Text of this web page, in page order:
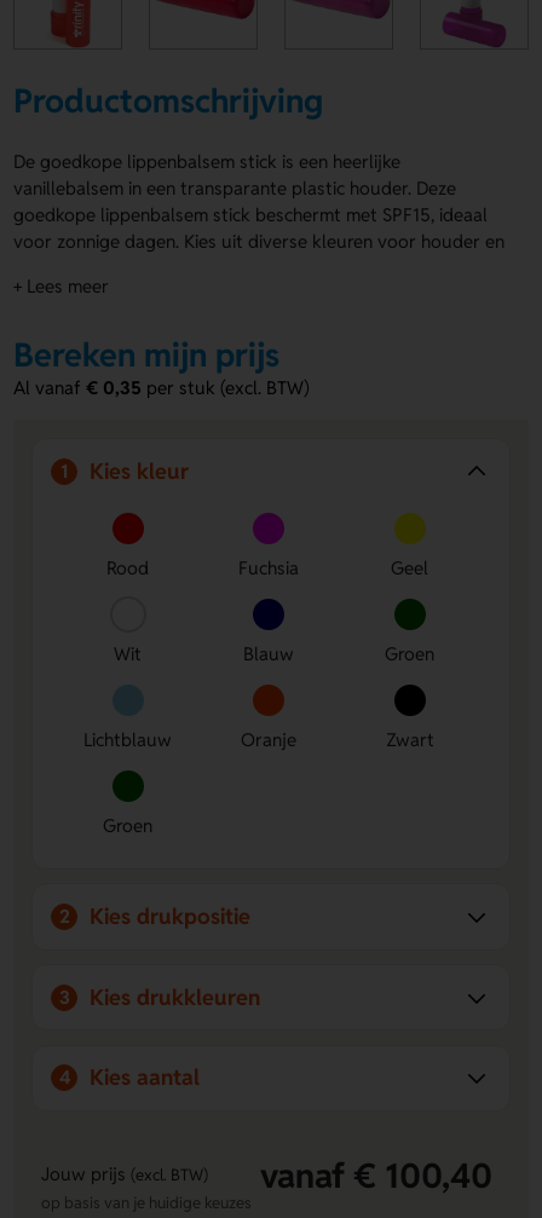
Productomschrijving
De goedkope lippenbalsem stick is een heerlijke
vanillebalsem in een transparante plastic houder. Deze
goedkope lippenbalsem stick beschermt met SPF15, ideaal
voor zonnige dagen. Kies uit diverse kleuren voor houder en
bedrukking op twee posities. Zo valt jouw boodschap altijd
relatiegeschenk dat klanten blij maakt en dagelijks wordt
gebruikt. Bestel of vraag een prijs op.
lippenbalsem stick
Bescherming met SPF15
tegen de zon en droge lippen.
Personalisatie op 2 posities- Zorgt voor maximale
zichtbaarheid van jouw merk of boodschap.
Keuze uit diverse kleuren- Stem de houder en
bedrukking af op jouw huisstijl.
+ Lees meer
Bereken mijn prijs
Al vanaf€ 0,35 per stuk (excl. BTW)
1 Kies kleur
Rood Fuchsia Geel
Wit Blauw Groen
Lichtblauw Oranje Zwart
Groen
2 Kies drukpositie
3 Kies drukkleuren
4 Kies aantal
Jouw prijs (excl. BTW) vanaf € 100,40
op basis van je huidige keuzes